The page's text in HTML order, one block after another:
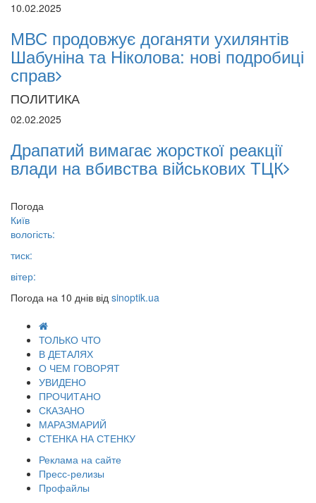
10.02.2025
МВС продовжує доганяти ухилянтів
Шабуніна та Ніколова: нові подробиці
справ
ПОЛИТИКА
02.02.2025
Драпатий вимагає жорсткої реакції
влади на вбивства військових ТЦК
Погода
Київ
вологість:
тиск:
вітер:
Погода на 10 днів від sinoptik.ua
ТОЛЬКО ЧТО
В ДЕТАЛЯХ
О ЧЕМ ГОВОРЯТ
УВИДЕНО
ПРОЧИТАНО
СКАЗАНО
МАРАЗМАРИЙ
СТЕНКА НА СТЕНКУ
Реклама на сайте
Пресс-релизы
Профайлы